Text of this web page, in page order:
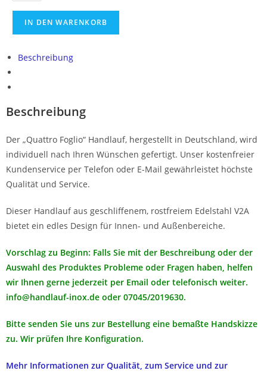
Edelstahl Pflegespray 400 ml
hochzuladen
Erlaubte Dateitypen: jpg jpeg jpe gif png webp heic avi mp4 m4v
Anmerkungen
IN DEN WARENKORB
Beschreibung
Beschreibung
Der „Quattro Foglio“ Handlauf, hergestellt in Deutschland, wird
individuell nach Ihren Wünschen gefertigt. Unser kostenfreier
Kundenservice per Telefon oder E-Mail gewährleistet höchste
Qualität und Service.
Dieser Handlauf aus geschliffenem, rostfreiem Edelstahl V2A
bietet ein edles Design für Innen- und Außenbereiche.
Vorschlag zu Beginn: Falls Sie mit der Beschreibung oder der
Auswahl des Produktes Probleme oder Fragen haben, helfen
wir Ihnen gerne jederzeit per Email oder telefonisch weiter.
info@handlauf-inox.de oder 07045/2019630.
Bitte senden Sie uns zur Bestellung eine bemaßte Handskizze
zu. Wir prüfen Ihre Konfiguration.
Mehr Informationen zur Qualität, zum Service und zur